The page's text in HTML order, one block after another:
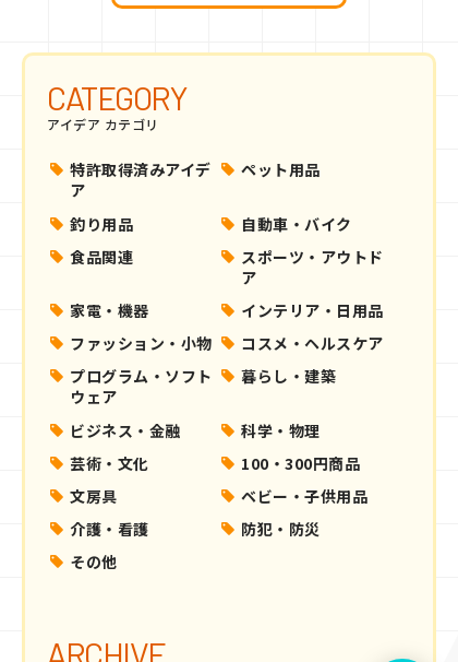
CATEGORY
アイデア カテゴリ
特許取得済みアイデ
ア
ペット用品
釣り用品
自動車・バイク
食品関連
スポーツ・アウトド
ア
家電・機器
インテリア・日用品
ファッション・小物
コスメ・ヘルスケア
プログラム・ソフト
ウェア
暮らし・建築
ビジネス・金融
科学・物理
芸術・文化
100・300円商品
文房具
ベビー・子供用品
介護・看護
防犯・防災
その他
ARCHIVE